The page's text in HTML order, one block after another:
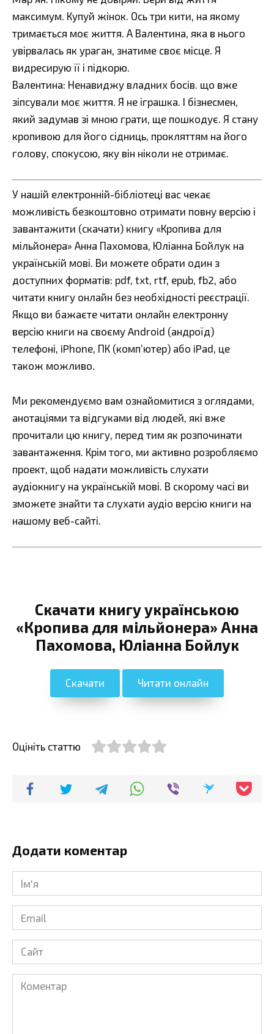
максимум. Купуй жінок. Ось три кити, на якому
тримається моє життя. А Валентина, яка в нього
увірвалась як ураган, знатиме своє місце. Я
видресирую її і підкорю.
Валентина: Ненавиджу владних босів. що вже
зіпсували моє життя. Я не іграшка. І бізнесмен,
який задумав зі мною грати, ще пошкодує. Я стану
кропивою для його сідниць, прокляттям на його
голову, спокусою, яку він ніколи не отримає.
У нашій електронній-бібліотеці вас чекає
можливість безкоштовно отримати повну версію і
завантажити (скачати) книгу «Кропива для
мільйонера» Анна Пахомова, Юліанна Бойлук на
українській мові. Ви можете обрати один з
доступних форматів: pdf, txt, rtf, epub, fb2, або
читати книгу онлайн без необхідності реєстрації.
Якщо ви бажаєте читати онлайн електронну
версію книги на своєму Android (андроїд)
телефоні, iPhone, ПК (комп’ютер) або iPad, це
також можливо.
Ми рекомендуємо вам ознайомитися з оглядами,
анотаціями та відгуками від людей, які вже
прочитали цю книгу, перед тим як розпочинати
завантаження. Крім того, ми активно розробляємо
проект, щоб надати можливість слухати
аудіокнигу на українській мові. В скорому часі ви
зможете знайти та слухати аудіо версію книги на
нашому веб-сайті.
Скачати книгу українською
«Кропива для мільйонера» Анна
Пахомова, Юліанна Бойлук
Скачати Читати онлайн
Оцініть статтю
Додати коментар
Ім'я
Email
Сайт
Коментар